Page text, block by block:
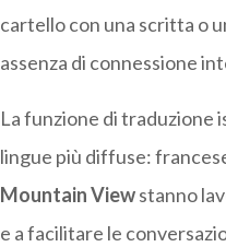
cartello con una scritta o
assenza di connessione
La funzione di traduzione
lingue più diffuse:
Mountain Viewstanno
e a facilitare le